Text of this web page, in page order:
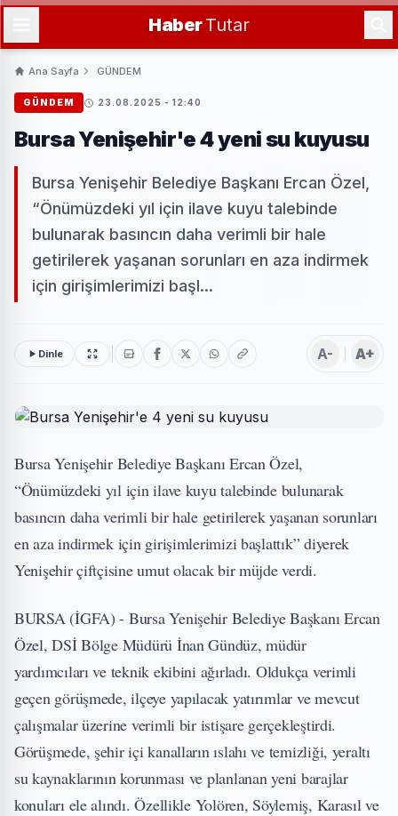
HaberTutar
Ana Sayfa GÜNDEM
GÜNDEM 23.08.2025 - 12:40
Bursa Yenişehir'e 4 yeni su kuyusu
Bursa Yenişehir Belediye Başkanı Ercan Özel,
“Önümüzdeki yıl için ilave kuyu talebinde
bulunarak basıncın daha verimli bir hale
getirilerek yaşanan sorunları en aza indirmek
için girişimlerimizi başl...
Dinle A- A+
Bursa Yenişehir Belediye Başkanı Ercan Özel,
“Önümüzdeki yıl için ilave kuyu talebinde bulunarak
basıncın daha verimli bir hale getirilerek yaşanan sorunları
en aza indirmek için girişimlerimizi başlattık” diyerek
Yenişehir çiftçisine umut olacak bir müjde verdi.
BURSA (İGFA) - Bursa Yenişehir Belediye Başkanı Ercan
Özel, DSİ Bölge Müdürü İnan Gündüz, müdür
yardımcıları ve teknik ekibini ağırladı. Oldukça verimli
geçen görüşmede, ilçeye yapılacak yatırımlar ve mevcut
çalışmalar üzerine verimli bir istişare gerçekleştirdi.
Görüşmede, şehir içi kanalların ıslahı ve temizliği, yeraltı
su kaynaklarının korunması ve planlanan yeni barajlar
konuları ele alındı. Özellikle Yolören, Söylemiş, Karasıl ve